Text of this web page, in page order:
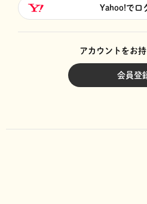
Yahoo!でロ
アカウントをお
会員登